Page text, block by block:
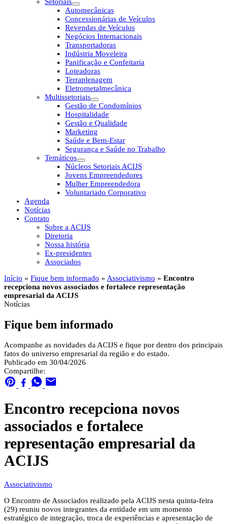
Automecânicas
Concessionárias de Veículos
Revendas de Veículos
Negócios Internacionais
Transportadoras
Indústria Moveleira
Panificação e Confeitaria
Loteadoras
Terraplenagem
Eletrometalmecânica
Multissetoriais
Gestão de Condomínios
Hospitalidade
Gestão e Qualidade
Marketing
Saúde e Bem-Estar
Segurança e Saúde no Trabalho
Temáticos
Núcleos Setoriais ACIJS
Jovens Empreendedores
Mulher Empreendedora
Voluntariado Corporativo
Agenda
Notícias
Contato
Sobre a ACIJS
Diretoria
Nossa história
Ex-presidentes
Associados
Início » Fique bem informado » Associativismo » Encontro
recepciona novos associados e fortalece representação
empresarial da ACIJS
Notícias
Fique bem informado
Acompanhe as novidades da ACIJS e fique por dentro dos principais
fatos do universo empresarial da região e do estado.
Publicado em 30/04/2026
Compartilhe:
Encontro recepciona novos
associados e fortalece
representação empresarial da
ACIJS
Associativismo
O Encontro de Associados realizado pela ACIJS nesta quinta-feira
(29) reuniu novos integrantes da entidade em um momento
estratégico de integração, troca de experiências e apresentação de